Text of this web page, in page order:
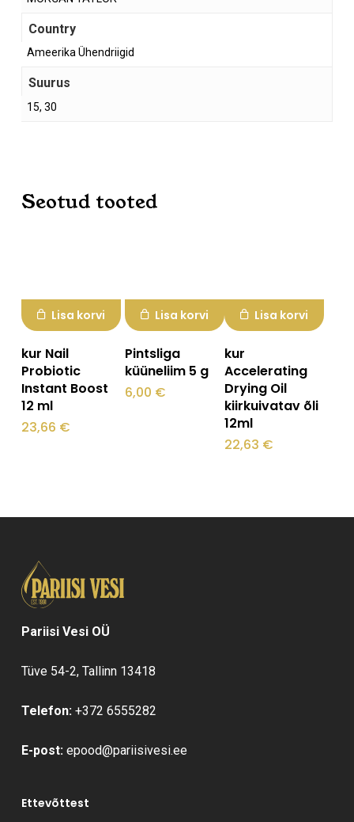
Country
Ameerika Ühendriigid
Suurus
15, 30
Seotud tooted
Lisa korvi
kur Nail
Probiotic
Instant Boost
12 ml
23,66 €
Lisa korvi
Pintsliga
küüneliim 5 g
6,00 €
Lisa korvi
kur
Accelerating
Drying Oil
kiirkuivatav õli
12ml
22,63 €
Pariisi Vesi OÜ
Tüve 54-2, Tallinn 13418
Telefon: +372 6555282
E-post: epood@pariisivesi.ee
Ettevõttest